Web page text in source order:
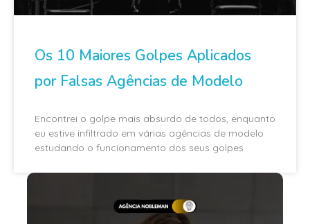
Os 10 Maiores Golpes Aplicados
por Falsas Agências de Modelo
Encontrei o golpe mais absurdo de todos, enquanto
eu estive infiltrado em várias agências de modelo
estudando o funcionamento dos seus golpes